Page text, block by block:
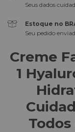
Seus dados
Estoque no
Seu pedido
Creme
1